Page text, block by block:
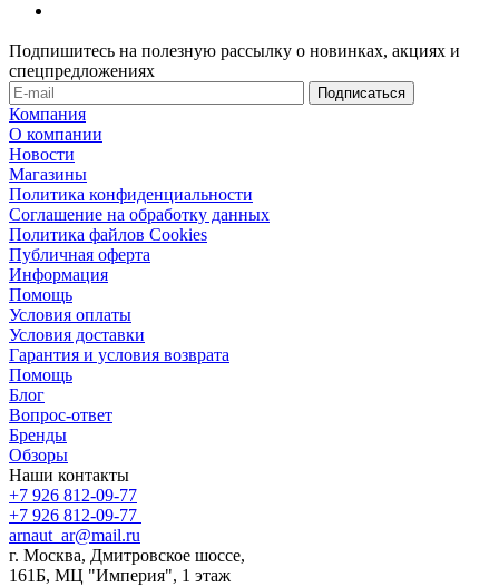
Подпишитесь на полезную рассылку о новинках, акциях и
спецпредложениях
Компания
О компании
Новости
Магазины
Политика конфиденциальности
Соглашение на обработку данных
Политика файлов Cookies
Публичная оферта
Информация
Помощь
Условия оплаты
Условия доставки
Гарантия и условия возврата
Помощь
Блог
Вопрос-ответ
Бренды
Обзоры
Наши контакты
+7 926 812-09-77
+7 926 812-09-77
arnaut_ar@mail.ru
г. Москва, Дмитровское шоссе,
161Б, МЦ "Империя", 1 этаж